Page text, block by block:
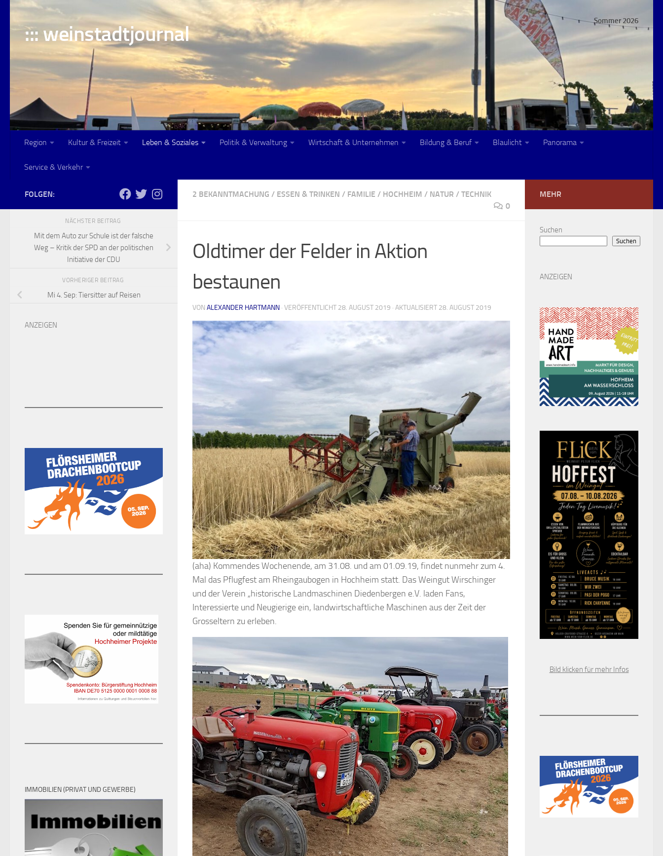
Skip to content
::: weinstadtjournal
Sommer 2026
Region Kultur & Freizeit Leben & Soziales Politik & Verwaltung Wirtschaft & Unternehmen Bildung & Beruf Blaulicht Panorama
Service & Verkehr
2 BEKANNTMACHUNG / ESSEN & TRINKEN / FAMILIE / HOCHHEIM / NATUR / TECHNIK
0
Oldtimer der Felder in Aktion
bestaunen
VON ALEXANDER HARTMANN · VERÖFFENTLICHT 28. AUGUST 2019 · AKTUALISIERT 28. AUGUST 2019
(aha) Kommendes Wochenende, am 31.08. und am 01.09.19, findet nunmehr zum 4.
Mal das Pflugfest am Rheingaubogen in Hochheim statt. Das Weingut Wirschinger
und der Verein „historische Landmaschinen Diedenbergen e.V. laden Fans,
Interessierte und Neugierige ein, landwirtschaftliche Maschinen aus der Zeit der
Grosseltern zu erleben.
FOLGEN:
NÄCHSTER BEITRAG
Mit dem Auto zur Schule ist der falsche
Weg – Kritik der SPD an der politischen
Initiative der CDU
VORHERIGER BEITRAG
Mi 4. Sep: Tiersitter auf Reisen
ANZEIGEN
IMMOBILIEN (PRIVAT UND GEWERBE)
MEHR
Suchen
Suchen
ANZEIGEN
Bild klicken für mehr Infos